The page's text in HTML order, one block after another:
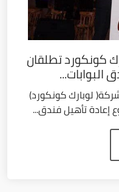
كونكورد تطلقان
لوبارك كونكورد)
إعادة تأهيل فندق...